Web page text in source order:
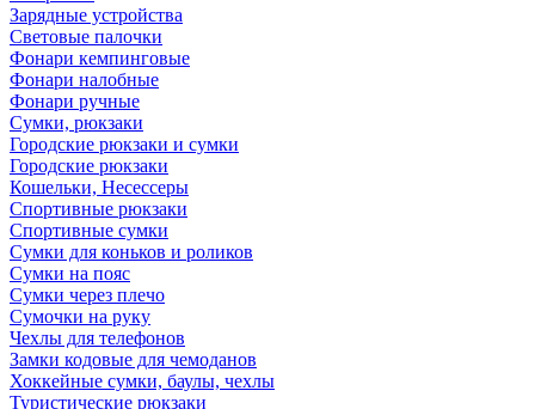
Зарядные устройства
Световые палочки
Фонари кемпинговые
Фонари налобные
Фонари ручные
Сумки, рюкзаки
Городские рюкзаки и сумки
Городские рюкзаки
Кошельки, Несессеры
Спортивные рюкзаки
Спортивные сумки
Сумки для коньков и роликов
Сумки на пояс
Сумки через плечо
Сумочки на руку
Чехлы для телефонов
Замки кодовые для чемоданов
Хоккейные сумки, баулы, чехлы
Туристические рюкзаки